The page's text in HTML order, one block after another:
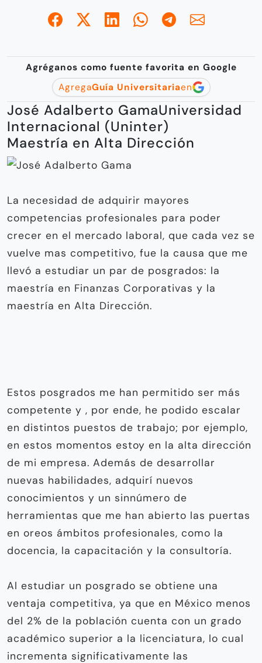
Agréganos como fuente favorita en Google
AgregaGuía Universitariaen
José Adalberto GamaUniversidad
Internacional (Uninter)
Maestría en Alta Dirección
La necesidad de adquirir mayores
competencias profesionales para poder
crecer en el mercado laboral, que cada vez se
vuelve mas competitivo, fue la causa que me
llevó a estudiar un par de posgrados: la
maestría en Finanzas Corporativas y la
maestría en Alta Dirección.
Estos posgrados me han permitido ser más
competente y , por ende, he podido escalar
en distintos puestos de trabajo; por ejemplo,
en estos momentos estoy en la alta dirección
de mi empresa. Además de desarrollar
nuevas habilidades, adquirí nuevos
conocimientos y un sinnúmero de
herramientas que me han abierto las puertas
en oreos ámbitos profesionales, como la
docencia, la capacitación y la consultoría.
Al estudiar un posgrado se obtiene una
ventaja competitiva, ya que en México menos
del 2% de la población cuenta con un grado
académico superior a la licenciatura, lo cual
incrementa significativamente las